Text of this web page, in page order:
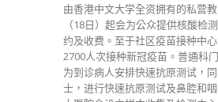
由香港中文大学全资拥有的私营
（18日）起会为公众提供核酸检
约及收费。至于社区疫苗接种中
2700人次接种新冠疫苗。普通科
为到诊病人安排快速抗原测试，
士，进行快速抗原测试及鼻腔和